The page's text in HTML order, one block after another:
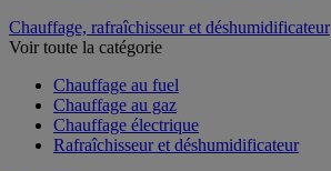
Chauffage, rafraîchisseur et déshumidificateur
Voir toute la catégorie
Chauffage au fuel
Chauffage au gaz
Chauffage électrique
Rafraîchisseur et déshumidificateur